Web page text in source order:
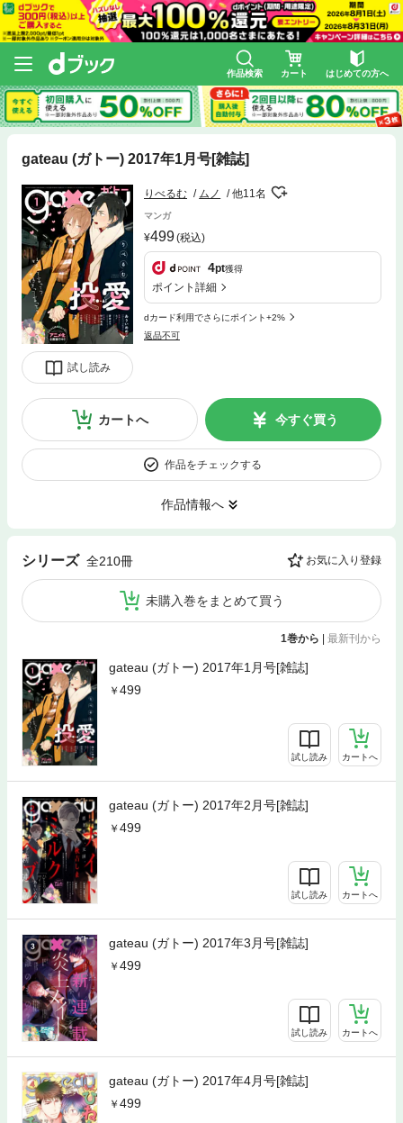
作品検索 カート はじめての方へ
gateau (ガトー) 2017年1月号[雑誌]
試し読み
りべるむ ムノ 他11名
マンガ
499(税込)
4pt獲得
ポイント詳細
dカード利用でさらにポイント+2%
返品不可
カートへ 今すぐ買う
作品をチェックする
作品情報へ
シリーズ 全210冊 お気に入り登録
未購入巻をまとめて買う
1巻から | 最新刊から
gateau (ガトー) 2017年1月号[雑誌]
499
試し読み カートへ
gateau (ガトー) 2017年2月号[雑誌]
499
試し読み カートへ
gateau (ガトー) 2017年3月号[雑誌]
499
試し読み カートへ
gateau (ガトー) 2017年4月号[雑誌]
499